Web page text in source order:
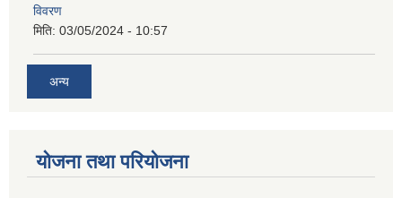
विवरण
मिति: 03/05/2024 - 10:57
अन्य
योजना तथा परियोजना